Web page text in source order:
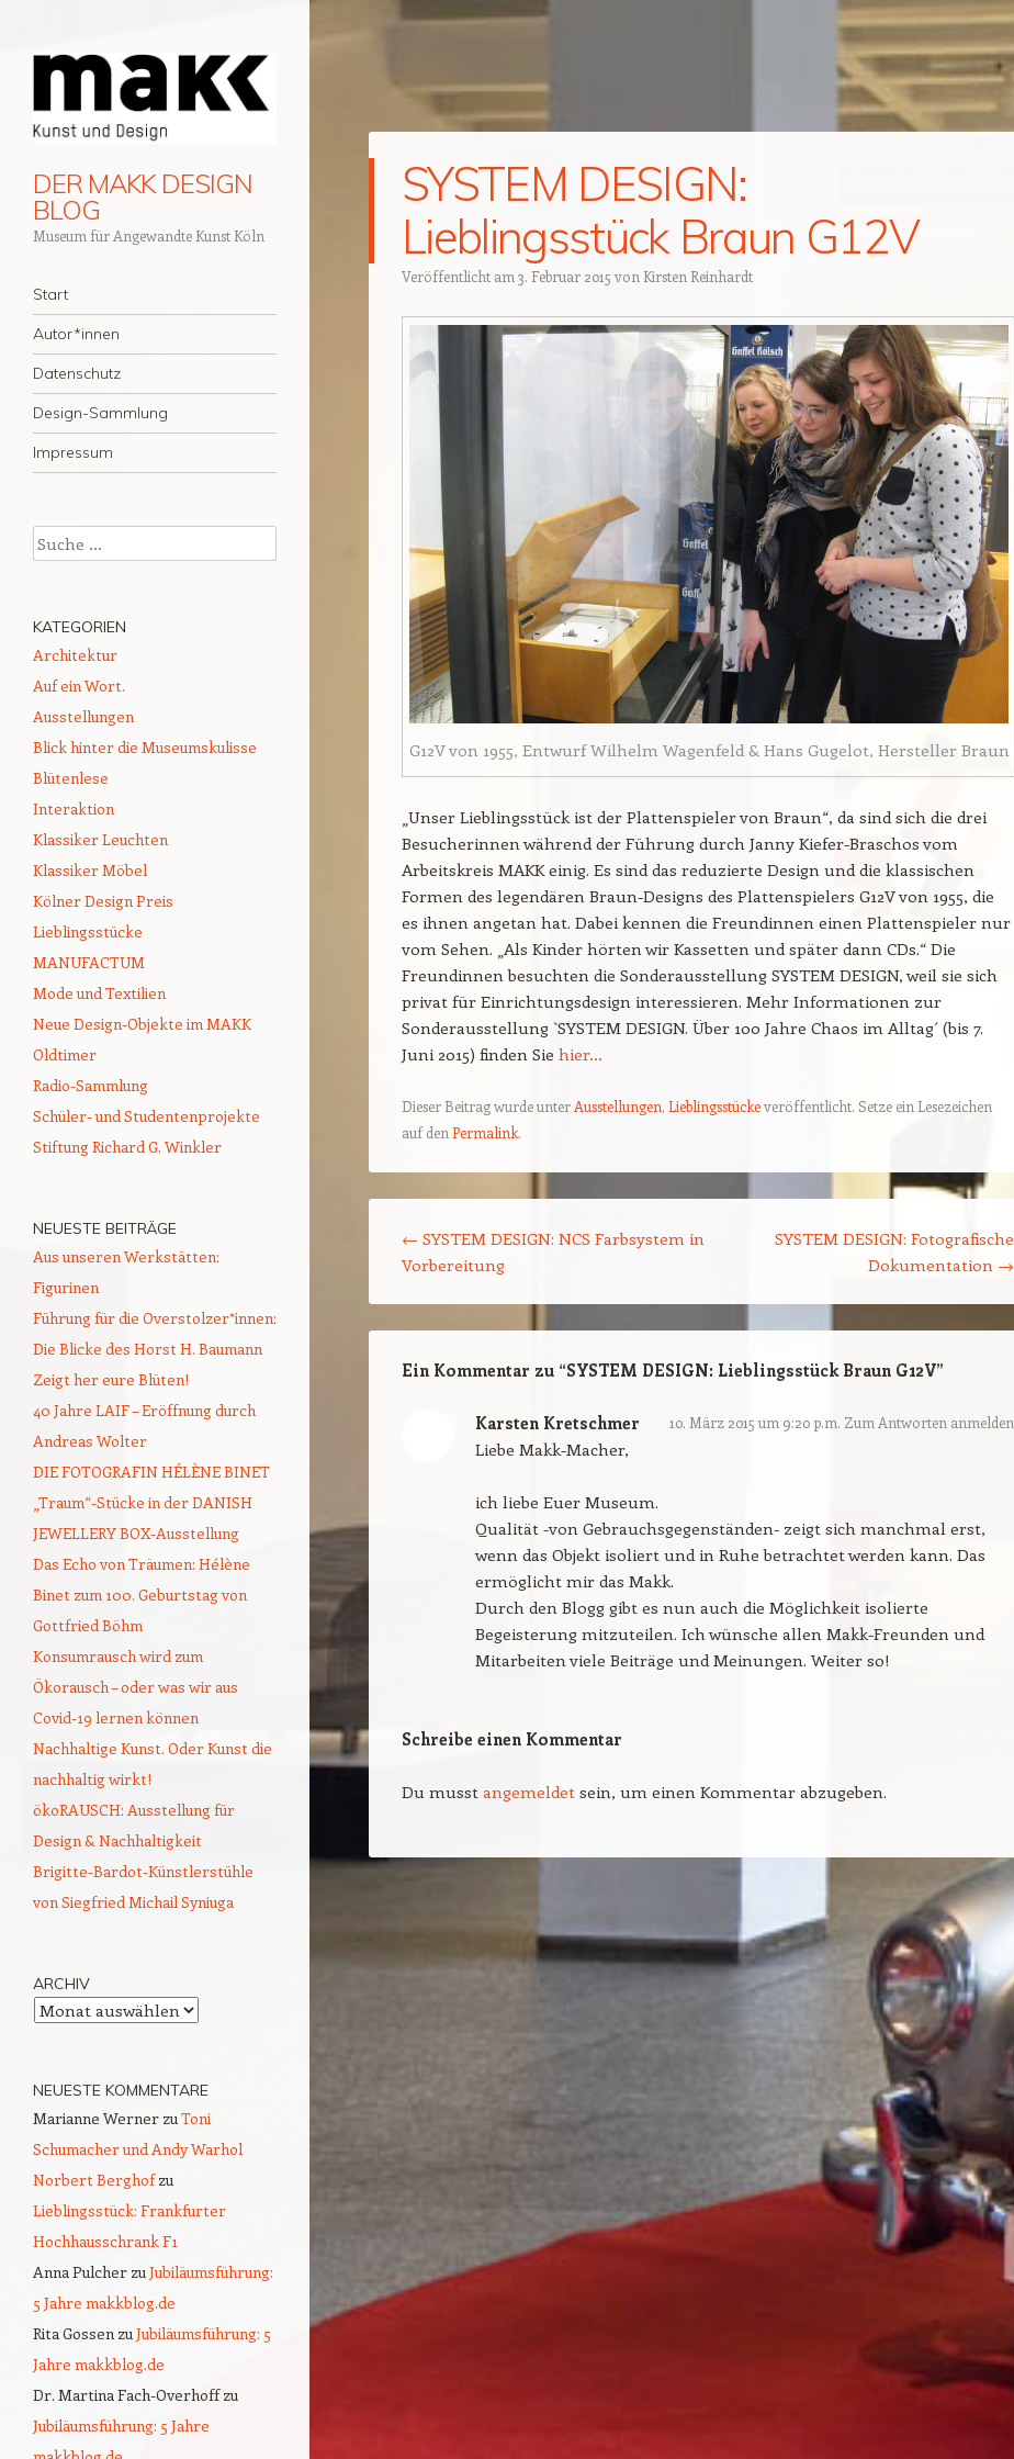
DER MAKK DESIGN
BLOG
Museum für Angewandte Kunst Köln
Navigation
Zum Inhalt springen
Start
Autor*innen
Datenschutz
Design-Sammlung
Impressum
SYSTEM DESIGN:
Lieblingsstück Braun G12V
Veröffentlicht am 3. Februar 2015 von Kirsten Reinhardt
G12V von 1955, Entwurf Wilhelm Wagenfeld & Hans Gugelot, Hersteller Braun
„Unser Lieblingsstück ist der Plattenspieler von Braun“, da sind sich die drei
Besucherinnen während der Führung durch Janny Kiefer-Braschos vom
Arbeitskreis MAKK einig. Es sind das reduzierte Design und die klassischen
Formen des legendären Braun-Designs des Plattenspielers G12V von 1955, die
es ihnen angetan hat. Dabei kennen die Freundinnen einen Plattenspieler nur
vom Sehen. „Als Kinder hörten wir Kassetten und später dann CDs.“ Die
Freundinnen besuchten die Sonderausstellung SYSTEM DESIGN, weil sie sich
privat für Einrichtungsdesign interessieren. Mehr Informationen zur
Sonderausstellung `SYSTEM DESIGN. Über 100 Jahre Chaos im Alltag´ (bis 7.
Juni 2015) finden Sie hier…
Dieser Beitrag wurde unter Ausstellungen, Lieblingsstückeveröffentlicht. Setze ein Lesezeichen
auf den Permalink.
← SYSTEM DESIGN: NCS Farbsystem in
Vorbereitung
SYSTEM DESIGN: Fotografische
Dokumentation →
Ein Kommentar zu “SYSTEM DESIGN: Lieblingsstück Braun G12V”
Karsten Kretschmer 10. März 2015 um 9:20 p.m. Zum Antworten anmelden
Liebe Makk-Macher,
ich liebe Euer Museum.
Qualität -von Gebrauchsgegenständen- zeigt sich manchmal erst,
wenn das Objekt isoliert und in Ruhe betrachtet werden kann. Das
ermöglicht mir das Makk.
Durch den Blogg gibt es nun auch die Möglichkeit isolierte
Begeisterung mitzuteilen. Ich wünsche allen Makk-Freunden und
Mitarbeiten viele Beiträge und Meinungen. Weiter so!
Schreibe einen Kommentar
Du musst angemeldet sein, um einen Kommentar abzugeben.
Suchen
KATEGORIEN
Architektur
Auf ein Wort.
Ausstellungen
Blick hinter die Museumskulisse
Blütenlese
Interaktion
Klassiker Leuchten
Klassiker Möbel
Kölner Design Preis
Lieblingsstücke
MANUFACTUM
Mode und Textilien
Neue Design-Objekte im MAKK
Oldtimer
Radio-Sammlung
Schüler- und Studentenprojekte
Stiftung Richard G. Winkler
NEUESTE BEITRÄGE
Aus unseren Werkstätten:
Figurinen
Führung für die Overstolzer*innen:
Die Blicke des Horst H. Baumann
Zeigt her eure Blüten!
40 Jahre LAIF – Eröffnung durch
Andreas Wolter
DIE FOTOGRAFIN HÉLÈNE BINET
„Traum“-Stücke in der DANISH
JEWELLERY BOX-Ausstellung
Das Echo von Träumen: Hélène
Binet zum 100. Geburtstag von
Gottfried Böhm
Konsumrausch wird zum
Ökorausch – oder was wir aus
Covid-19 lernen können
Nachhaltige Kunst. Oder Kunst die
nachhaltig wirkt!
ökoRAUSCH: Ausstellung für
Design & Nachhaltigkeit
Brigitte-Bardot-Künstlerstühle
von Siegfried Michail Syniuga
ARCHIV
Archiv
NEUESTE KOMMENTARE
Marianne Werner zuToni
Schumacher und Andy Warhol
Norbert Berghofzu
Lieblingsstück: Frankfurter
Hochhausschrank F1
Anna Pulcher zuJubiläumsführung:
5 Jahre makkblog.de
Rita Gossen zuJubiläumsführung: 5
Jahre makkblog.de
Dr. Martina Fach-Overhoffzu
Jubiläumsführung: 5 Jahre